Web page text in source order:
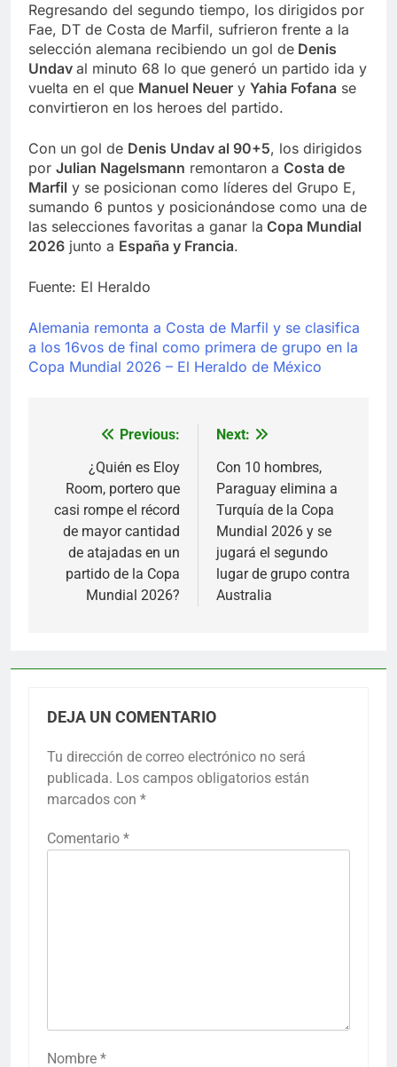
Regresando del segundo tiempo, los dirigidos por
Fae, DT de Costa de Marfil, sufrieron frente a la
selección alemana recibiendo un gol de Denis
Undav al minuto 68 lo que generó un partido ida y
vuelta en el que Manuel Neuer y Yahia Fofana se
convirtieron en los heroes del partido.
Con un gol de Denis Undav al 90+5, los dirigidos
por Julian Nagelsmann remontaron a Costa de
Marfil y se posicionan como líderes del Grupo E,
sumando 6 puntos y posicionándose como una de
las selecciones favoritas a ganar la Copa Mundial
2026 junto a España y Francia.
Fuente: El Heraldo
Alemania remonta a Costa de Marfil y se clasifica
a los 16vos de final como primera de grupo en la
Copa Mundial 2026 – El Heraldo de México
Navegación
entradas
Previous:
¿Quién es Eloy
Room, portero que
casi rompe el récord
de mayor cantidad
de atajadas en un
partido de la Copa
Mundial 2026?
Next:
Con 10 hombres,
Paraguay elimina a
Turquía de la Copa
Mundial 2026 y se
jugará el segundo
lugar de grupo contra
Australia
DEJA UN COMENTARIO
Tu dirección de correo electrónico no será
publicada. Los campos obligatorios están
marcados con *
Comentario *
Nombre *